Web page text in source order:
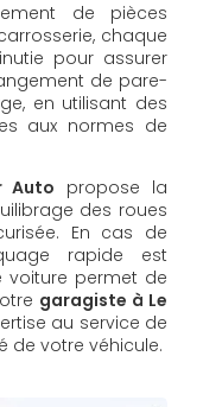
de pièces
chaque
pour assurer
de pare-
en utilisant des
aux normes de
Auto propose la
des roues
En cas de
rapide est
voiture permet de
garagiste à Le
au service de
de votre véhicule.